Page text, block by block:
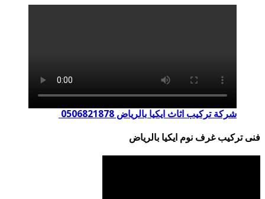
شركة تركيب اثاث ايكيا بالرياض 0506821878
فنى تركيب غرف نوم ايكيا بالرياض